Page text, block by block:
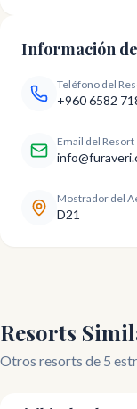
Información
Teléfono del
+960 6582
Email del Resort
Mostrador del
D21
Resorts
Otros resorts de 5